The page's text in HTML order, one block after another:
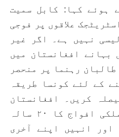
ہوئے کہا: کابل سمیت
علاقوں پر فوجی
نہیں ہے۔ اگر غیر
بہانے افغانستان میں
رہنما پر منحصر
کے لئے کونسا طریقہ
کریں۔ افغانستان
میں نیٹو اور غیر ملکی افواج کا ۲۰ سالہ
اور انہیں اپنے آخری